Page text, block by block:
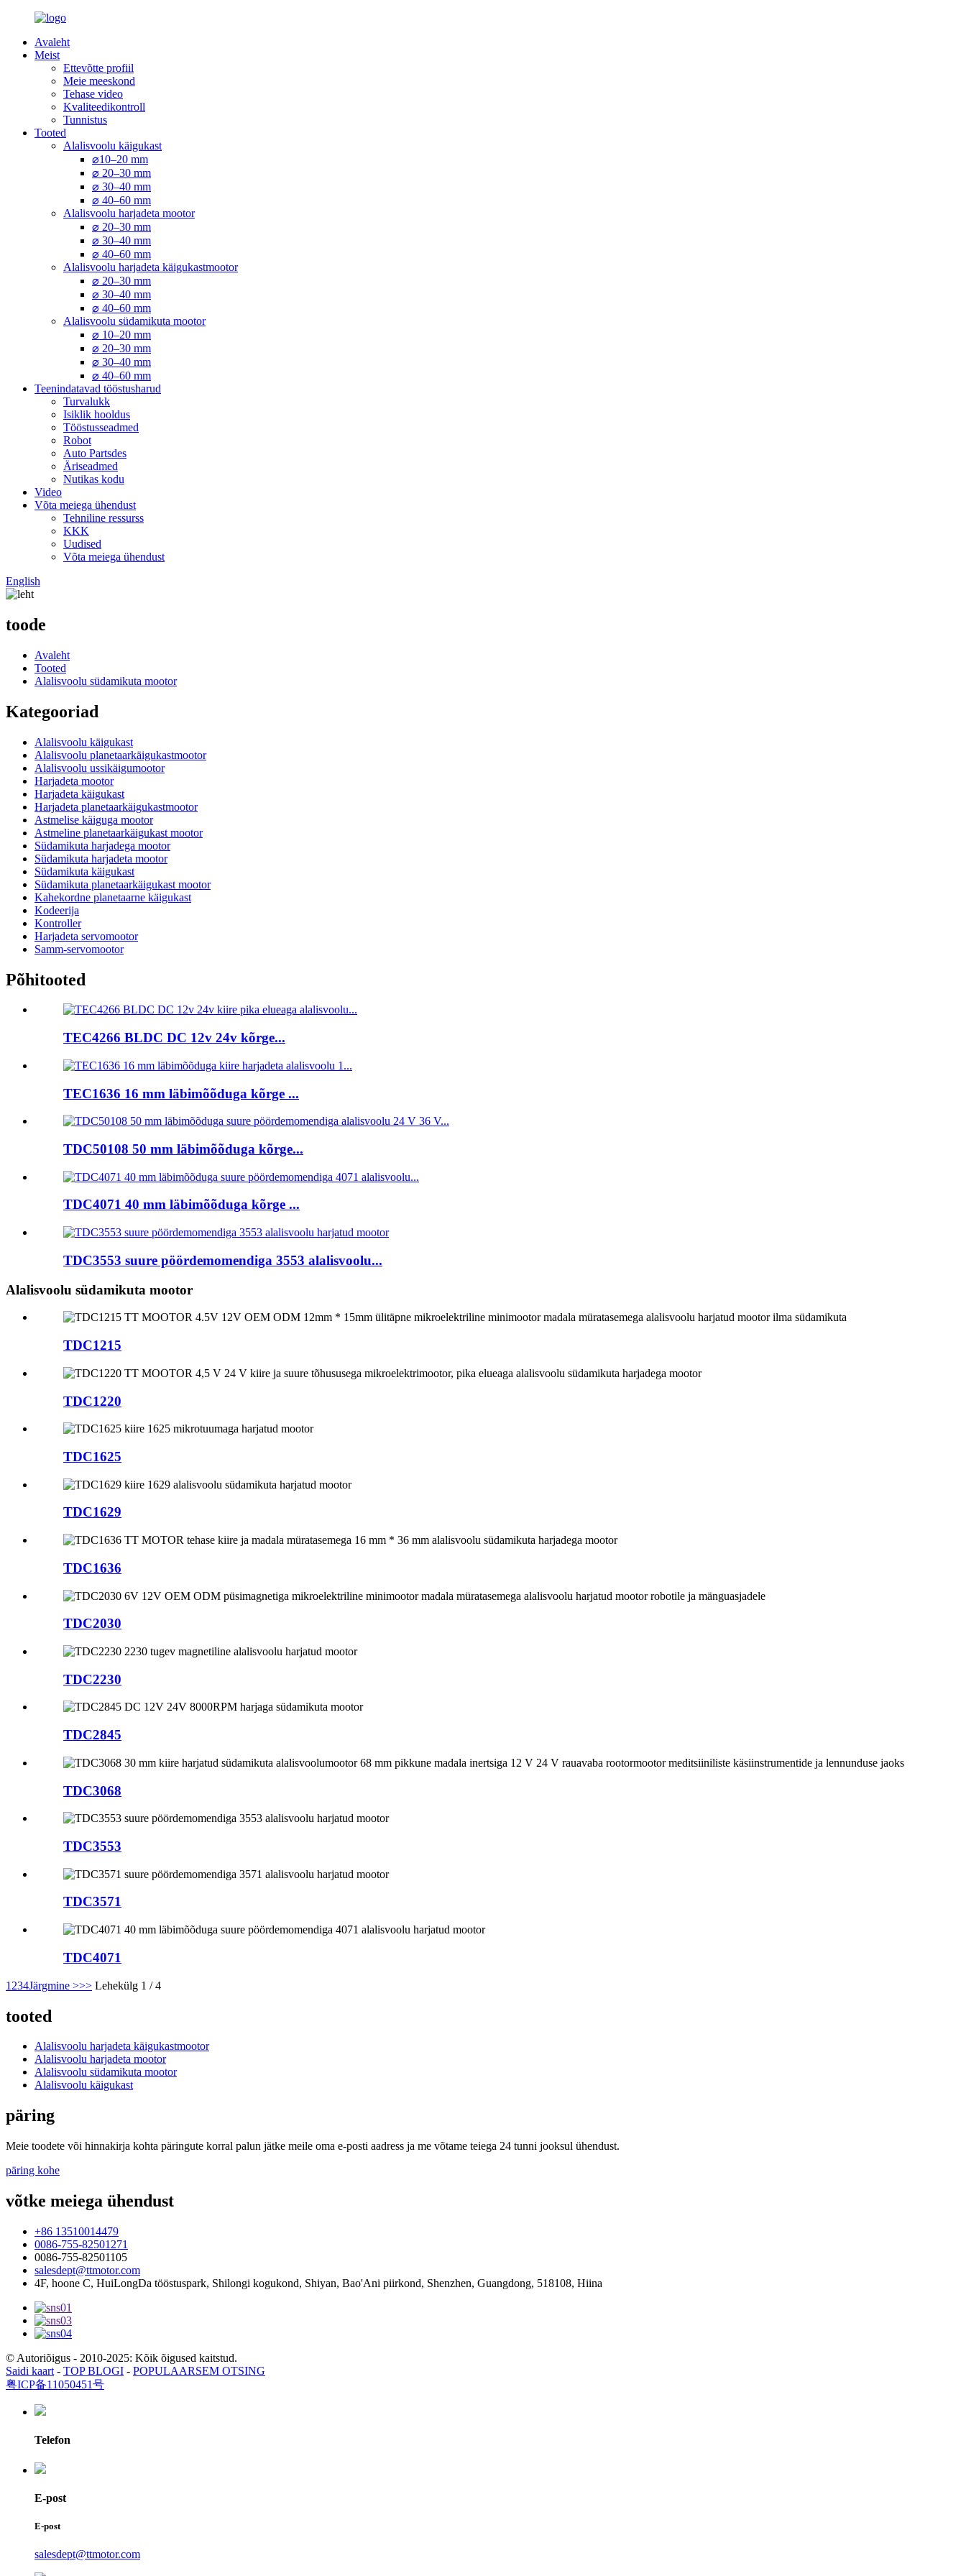
Avaleht
Meist
Ettevõtte profiil
Meie meeskond
Tehase video
Kvaliteedikontroll
Tunnistus
Tooted
Alalisvoolu käigukast
⌀10–20 mm
⌀ 20–30 mm
⌀ 30–40 mm
⌀ 40–60 mm
Alalisvoolu harjadeta mootor
⌀ 20–30 mm
⌀ 30–40 mm
⌀ 40–60 mm
Alalisvoolu harjadeta käigukastmootor
⌀ 20–30 mm
⌀ 30–40 mm
⌀ 40–60 mm
Alalisvoolu südamikuta mootor
⌀ 10–20 mm
⌀ 20–30 mm
⌀ 30–40 mm
⌀ 40–60 mm
Teenindatavad tööstusharud
Turvalukk
Isiklik hooldus
Tööstusseadmed
Robot
Auto Partsdes
Äriseadmed
Nutikas kodu
Video
Võta meiega ühendust
Tehniline ressurss
KKK
Uudised
Võta meiega ühendust
English
toode
Avaleht
Tooted
Alalisvoolu südamikuta mootor
Kategooriad
Alalisvoolu käigukast
Alalisvoolu planetaarkäigukastmootor
Alalisvoolu ussikäigumootor
Harjadeta mootor
Harjadeta käigukast
Harjadeta planetaarkäigukastmootor
Astmelise käiguga mootor
Astmeline planetaarkäigukast mootor
Südamikuta harjadega mootor
Südamikuta harjadeta mootor
Südamikuta käigukast
Südamikuta planetaarkäigukast mootor
Kahekordne planetaarne käigukast
Kodeerija
Kontroller
Harjadeta servomootor
Samm-servomootor
Põhitooted
TEC4266 BLDC DC 12v 24v kõrge...
TEC1636 16 mm läbimõõduga kõrge ...
TDC50108 50 mm läbimõõduga kõrge...
TDC4071 40 mm läbimõõduga kõrge ...
TDC3553 suure pöördemomendiga 3553 alalisvoolu...
Alalisvoolu südamikuta mootor
TDC1215
TDC1220
TDC1625
TDC1629
TDC1636
TDC2030
TDC2230
TDC2845
TDC3068
TDC3553
TDC3571
TDC4071
1 234Järgmine >>> Lehekülg 1 / 4
tooted
Alalisvoolu harjadeta käigukastmootor
Alalisvoolu harjadeta mootor
Alalisvoolu südamikuta mootor
Alalisvoolu käigukast
päring
Meie toodete või hinnakirja kohta päringute korral palun jätke meile oma e-posti aadress ja me võtame teiega 24 tunni jooksul ühendust.
päring kohe
võtke meiega ühendust
+86 13510014479
0086-755-82501271
0086-755-82501105
salesdept@ttmotor.com
4F, hoone C, HuiLongDa tööstuspark, Shilongi kogukond, Shiyan, Bao'Ani piirkond, Shenzhen, Guangdong, 518108, Hiina
© Autoriõigus - 2010-2025: Kõik õigused kaitstud.
Saidi kaart - TOP BLOGI - POPULAARSEM OTSING
粤ICP备11050451号
Telefon
E-post
E-post
salesdept@ttmotor.com